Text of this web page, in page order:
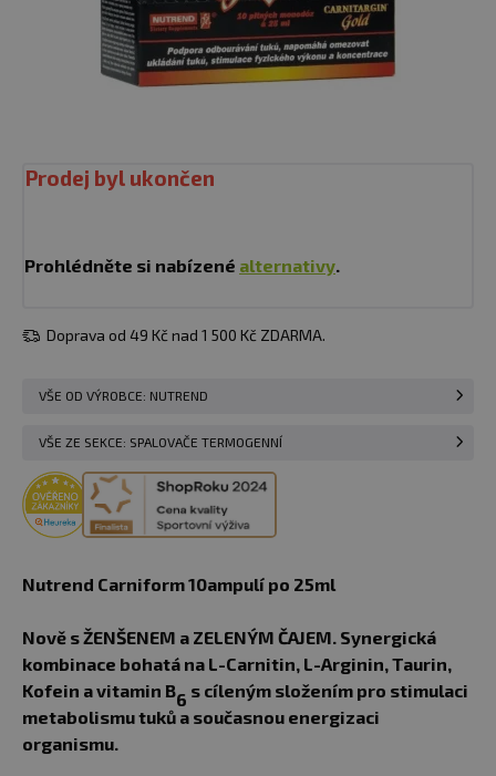
Prodej byl ukončen
Prohlédněte si nabízené alternativy.
Doprava od 49 Kč nad 1 500 Kč ZDARMA.
VŠE OD VÝROBCE: NUTREND
VŠE ZE SEKCE: SPALOVAČE TERMOGENNÍ
Nutrend Carniform 10ampulí po 25ml
Nově s ŽENŠENEM a ZELENÝM ČAJEM. Synergická
kombinace bohatá na L-Carnitin, L-Arginin, Taurin,
Kofein a vitamin B6 s cíleným složením pro stimulaci
metabolismu tuků a současnou energizaci
organismu.